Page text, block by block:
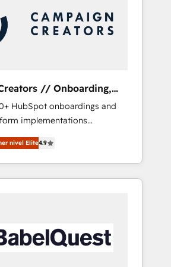
por combinar excelencia
mirada estratégica a largo
// Onboarding,
HubSpot onboardings and
implementations
the go-to Elite Solutions
ready to migrate,
scale smarter. We specialize
CRM and CMS migrations and
systems into unified,
HubSpot architectures that
nivel Elite4.9